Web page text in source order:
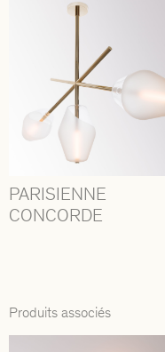
PARISIENNE
CONCORDE
Produits associés